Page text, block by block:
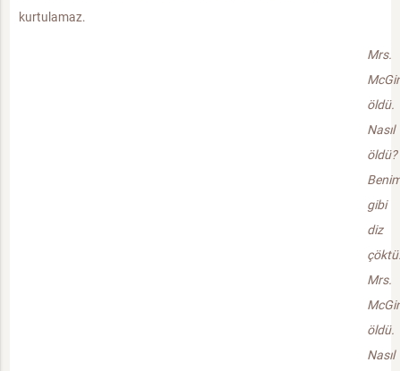
kurtulamaz.
Mrs.
öldü.
Nasıl
öldü?
gibi
diz
Mrs.
öldü.
Nasıl